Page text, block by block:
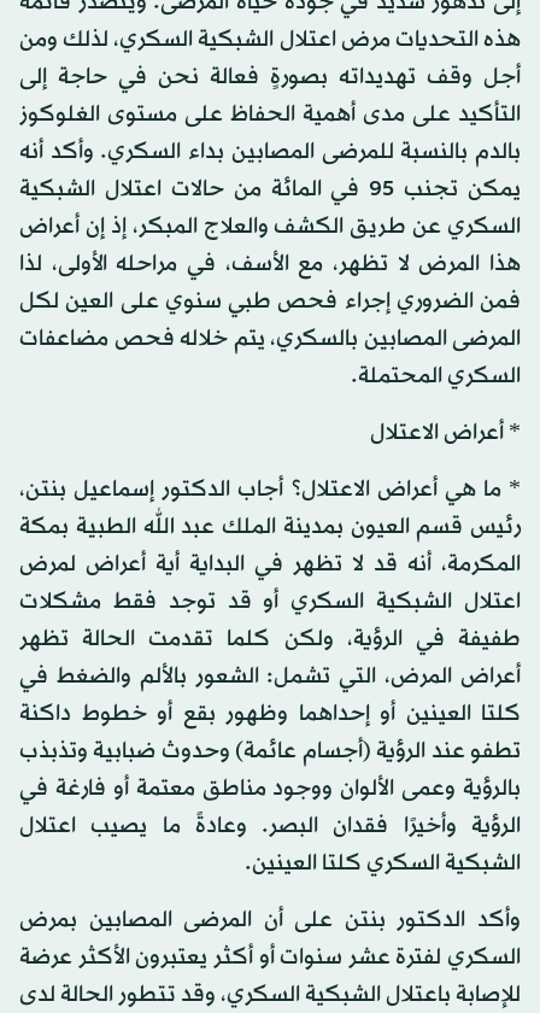
هذه التحديات مرض اعتلال الشبكية السكري، لذلك ومن
أجل وقف تهديداته بصورةٍ فعالة نحن في حاجة إلى
التأكيد على مدى أهمية الحفاظ على مستوى الغلوكوز
بالدم بالنسبة للمرضى المصابين بداء السكري. وأكد أنه
يمكن تجنب 95 في المائة من حالات اعتلال الشبكية
السكري عن طريق الكشف والعلاج المبكر، إذ إن أعراض
هذا المرض لا تظهر، مع الأسف، في مراحله الأولى، لذا
فمن الضروري إجراء فحص طبي سنوي على العين لكل
المرضى المصابين بالسكري، يتم خلاله فحص مضاعفات
السكري المحتملة.
* أعراض الاعتلال
* ما هي أعراض الاعتلال؟ أجاب الدكتور إسماعيل بنتن،
رئيس قسم العيون بمدينة الملك عبد الله الطبية بمكة
المكرمة، أنه قد لا تظهر في البداية أية أعراض لمرض
اعتلال الشبكية السكري أو قد توجد فقط مشكلات
طفيفة في الرؤية، ولكن كلما تقدمت الحالة تظهر
أعراض المرض، التي تشمل: الشعور بالألم والضغط في
كلتا العينين أو إحداهما وظهور بقع أو خطوط داكنة
تطفو عند الرؤية (أجسام عائمة) وحدوث ضبابية وتذبذب
بالرؤية وعمى الألوان ووجود مناطق معتمة أو فارغة في
الرؤية وأخيرًا فقدان البصر. وعادةً ما يصيب اعتلال
الشبكية السكري كلتا العينين.
وأكد الدكتور بنتن على أن المرضى المصابين بمرض
السكري لفترة عشر سنوات أو أكثر يعتبرون الأكثر عرضة
للإصابة باعتلال الشبكية السكري، وقد تتطور الحالة لدى